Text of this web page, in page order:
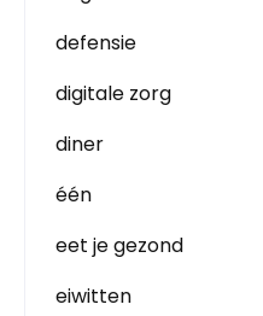
defensie
digitale zorg
diner
één
eet je gezond
eiwitten